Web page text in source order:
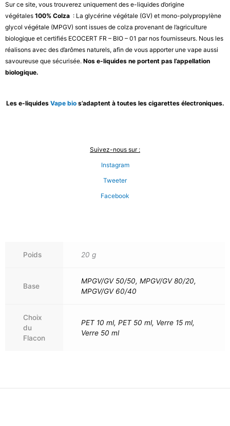
Sur ce site, vous trouverez uniquement des e-liquides d’origine
végétales 100% Colza : La glycérine végétale (GV) et mono-polypropylène
glycol végétale (MPGV) sont issues de colza provenant de l’agriculture
biologique et certifiés ECOCERT FR – BIO – 01 par nos fournisseurs. Nous les
réalisons avec des d’arômes naturels, afin de vous apporter une vape aussi
savoureuse que sécurisée. Nos e-liquides ne portent pas l’appellation
biologique.
Les e-liquides Vape bios’adaptent à toutes les cigarettes électroniques.
Suivez-nous sur :
Instagram
Tweeter
Facebook
Poids 20 g
Base
MPGV/GV 50/50, MPGV/GV 80/20,
MPGV/GV 60/40
Choix
du
Flacon
PET 10 ml, PET 50 ml, Verre 15 ml,
Verre 50 ml